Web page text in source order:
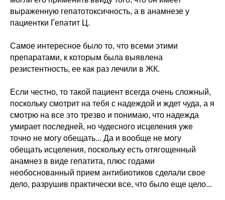
выраженную гепатотоксичность, а в анамнезе у
пациентки Гепатит Ц.
Самое интересное было то, что всеми этими
препаратами, к которым была выявлена
резистентность, ее как раз лечили в ЖК.
Если честно, то такой пациент всегда очень сложный,
поскольку смотрит на тебя с надеждой и ждет чуда, а я
смотрю на все это трезво и понимаю, что надежда
умирает последней, но чудесного исцеления уже
точно не могу обещать... Да и вообще не могу
обещать исцеления, поскольку есть отягощенный
анамнез в виде гепатита, плюс годами
необоснованный прием антибиотиков сделали свое
дело, разрушив практически все, что было еще цело...